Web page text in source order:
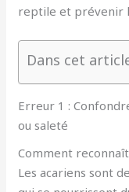
reptile et prévenir
Dans cet
Erreur 1 :
ou saleté
Comment
Les acariens sont de